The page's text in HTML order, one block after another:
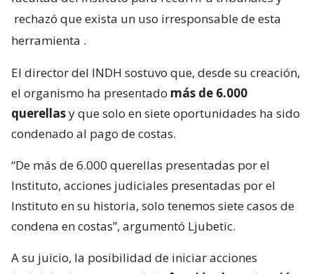
rechazó que exista un uso irresponsable de esta
herramienta .
El director del INDH sostuvo que, desde su creación,
el organismo ha presentado más de 6.000
querellasy que solo en siete oportunidades ha sido
condenado al pago de costas.
“De más de 6.000 querellas presentadas por el
Instituto, acciones judiciales presentadas por el
Instituto en su historia, solo tenemos siete casos de
condena en costas”, argumentó Ljubetic.
A su juicio, la posibilidad de iniciar acciones